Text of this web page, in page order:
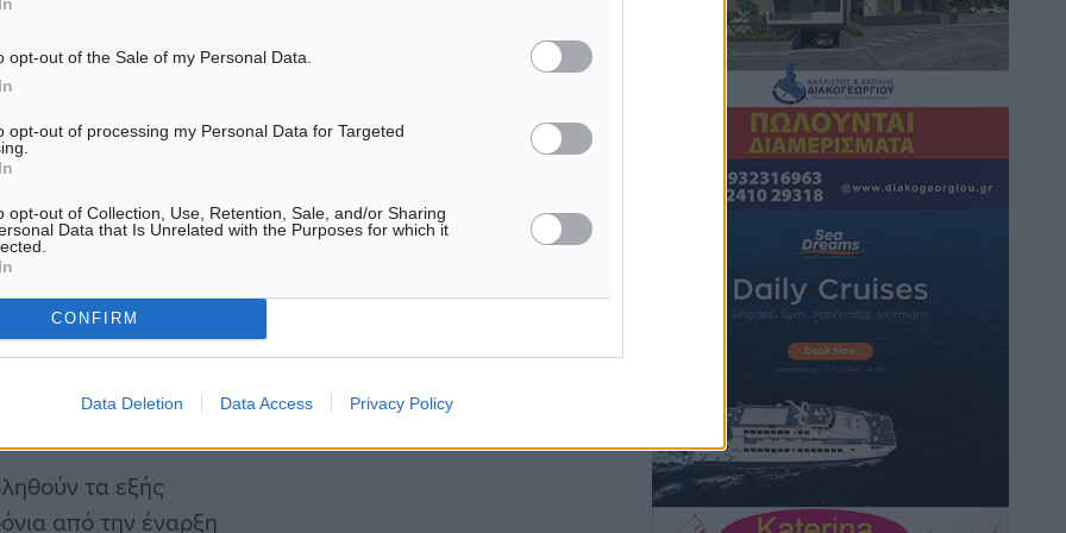
opt-out of the Sale of my Personal Data.
opt-out of processing my Personal Data for Targeted
opt-out of Collection, Use, Retention, Sale, and/or Sharing
Data that Is Unrelated with the Purposes for which it
CONFIRM
Data Deletion Data Access Privacy Policy
1975
του 2003
2011
νέο νόμο θα
και διενέργεια μόνο
δόμησης. Επίσης, δεν
τους από την
ιδιοκτησιακό
τα εξής
από την έναρξη
Τοπικές Ειδήσεις• πριν 7 ώρες
Iατρικός Σύλλογος Ροδου προς Α.
Γεωργιάδη: Στρατηγικές Προτάσεις για
την Ενίσχυση της Δημόσιας Υγείας στη
Νησιωτική Ελλάδα και στα
Νοσοκομεία της Γ΄ Ζώνης
πριν 7 ώρες
Πάνθηρες: Ξεκίνησαν αισιόδοξοι για
την παρθενική “πτήση” τους
πριν 7 ώρες
Άρης Αρχαγγέλου: Στο πλευρό του
άτυχου Ιάκωβου Θωμά
Αθλητικά• πριν 7 ώρες